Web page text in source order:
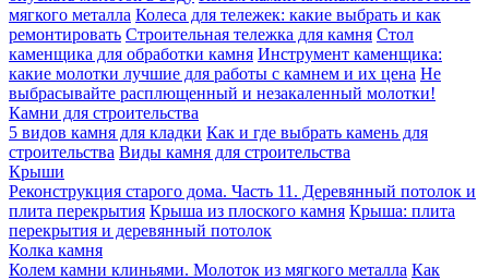
мягкого металла Колеса для тележек: какие выбрать и как
ремонтировать Строительная тележка для камня Стол
каменщика для обработки камня Инструмент каменщика:
какие молотки лучшие для работы с камнем и их цена Не
выбрасывайте расплющенный и незакаленный молотки!
Камни для строительства
5 видов камня для кладки Как и где выбрать камень для
строительства Виды камня для строительства
Крыши
Реконструкция старого дома. Часть 11. Деревянный потолок и
плита перекрытия Крыша из плоского камня Крыша: плита
перекрытия и деревянный потолок
Колка камня
Колем камни клиньями. Молоток из мягкого металла Как